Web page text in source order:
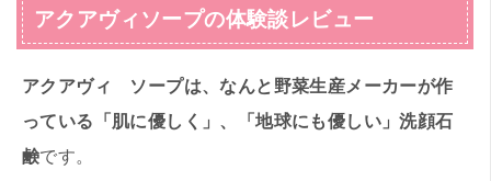
アクアヴィソープの体験談レビュー
アクアヴィ ソープは、なんと野菜生産メーカーが作
っている「肌に優しく」、「地球にも優しい」洗顔石
鹸です。